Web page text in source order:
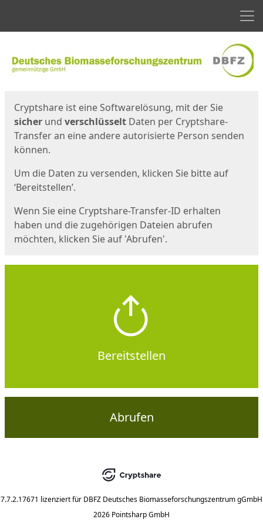
Cryptshare ist eine Softwarelösung, mit der Sie
sicher und verschlüsselt Daten per Cryptshare-
Transfer an eine andere autorisierte Person senden
können.
Um die Daten zu versenden, klicken Sie bitte auf
‘Bereitstellen’.
Wenn Sie eine Cryptshare-Transfer-ID erhalten
haben und die zugehörigen Dateien abrufen
möchten, klicken Sie auf 'Abrufen'.
Bereitstellen
Abrufen
7.7.2.17671 lizenziert für DBFZ Deutsches Biomasseforschungszentrum gGmbH
2026 Pointsharp GmbH